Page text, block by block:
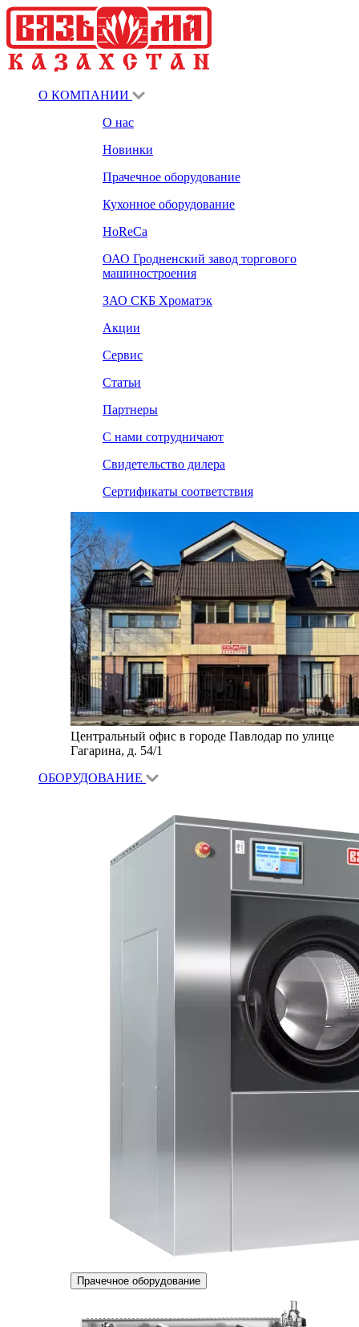
О КОМПАНИИ
О нас
Новинки
Прачечное оборудование
Кухонное оборудование
HoReCa
ОАО Гродненский завод торгового
машиностроения
ЗАО СКБ Хроматэк
Акции
Сервис
Статьи
Партнеры
С нами сотрудничают
Свидетельство дилера
Сертификаты соответствия
Центральный офис в городе Павлодар по улице
Гагарина, д. 54/1
ОБОРУДОВАНИЕ
Прачечное оборудование